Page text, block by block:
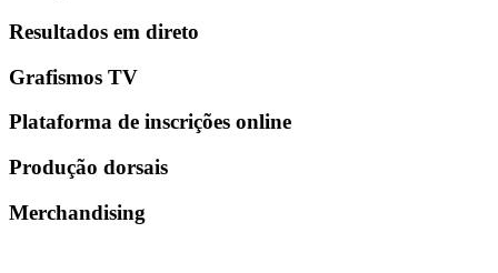
Resultados em direto
Grafismos TV
Plataforma de inscrições online
Produção dorsais
Merchandising